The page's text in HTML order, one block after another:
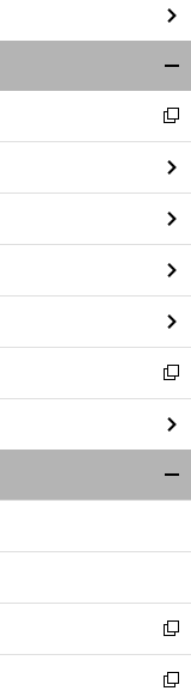
閉
る
新
し
い
ウ
ィ
ン
ド
ウ
で
開
く
新
し
い
ウ
ィ
ン
ウ
開
く
新
し
い
新